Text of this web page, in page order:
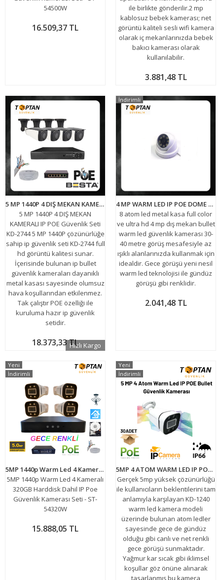
54500W
16.509,37 TL
ile birlikte gönderilir.2 mp
kablosuz bebek kamerası; net
görüntü kaliteli sesli wifi kamera
olarak iç mekanlarınızda bebek
bakıcı kamerası olarak
kullanılabilir.
3.881,48 TL
5 MP 1440P 4 DIŞ MEKAN KAMERALI IP POE Güvenlik Seti KD-2744
5 MP 1440P 4 DIŞ MEKAN
KAMERALI IP POE Güvenlik Seti
KD-2744 5 MP 1440P çözünürlüğe
sahip ip güvenlik seti KD-2744 full
hd görüntü kalitesi sunar.
İçerisinde bulunan ip bullet
güvenlik kameraları dayanıklı
metal kasası sayesinde olumsuz
hava koşullarından etkilenmez.
Tak çalıştır POE özelliği ile
kuruluma hazır ip güvenlik
setidir.
18.373,33 TLHızlı Kargo
4 MP WARM LED IP POE DOME GÜVENLİK KAMERASI FULL COLOR ARNA-1448
8 atom led metal kasa full color
ve ultra hd 4 mp dış mekan bullet
warm led güvenlik kamerası 30-
40 metre görüş mesafesiyle az
ışıklı alanlarınızda kullanmak için
idealdir. Gece görüşü yeni nesil
warm led teknolojisi ile gündüz
görüşü gibi renklidir.
2.041,48 TL
İndirimli
5MP 1440p Warm Led 4 Kameralı 320GB Harddisk Dahil IP Poe Güvenlik Kamerası Seti - ST-54320W
5MP 1440p Warm Led 4 Kameralı
320GB Harddisk Dahil IP Poe
Güvenlik Kamerası Seti - ST-
54320W
15.888,05 TL
Yeni
İndirimli
5MP 4 ATOM WARM LED IP POE BULLET KAMERA KD-1240 30'LU KOLİ
Gerçek 5mp yüksek çözünürlüğü
ile kullanıcıların beklentilerini tam
anlamıyla karşılayan KD-1240
warm led kamera modeli
üzerinde bulunan atom ledler
sayesinde gece de gündüz
olduğu gibi canlı ve net renkli
gece görüşü sunmaktadır.
Yağmur kar sıcak gibi iklimsel
koşullar göz önüne alınarak
tasarlanmış bu kamera
Yeni
İndirimli